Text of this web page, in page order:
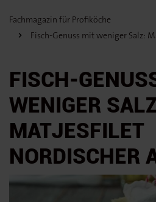
Fachmagazin für Profiköche
Fisch-Genuss mit weniger Salz:
FISCH-
WENIGER
MATJESFILET
NORDISCHER